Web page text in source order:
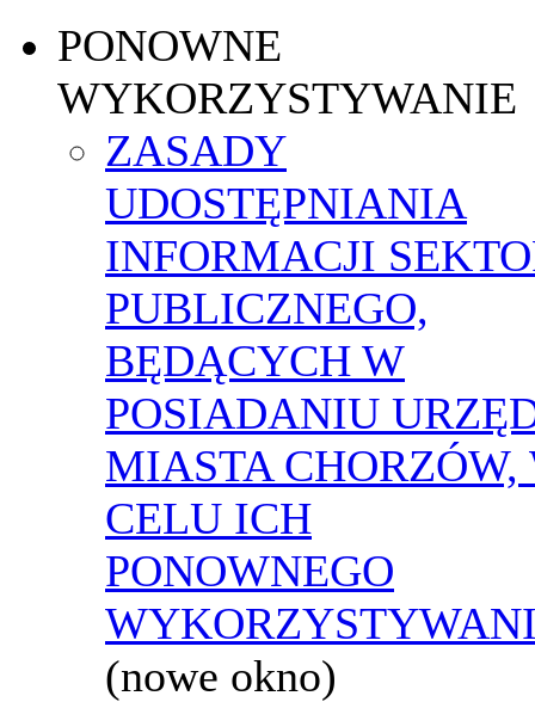
PONOWNE
WYKORZYSTYWANIE
ZASADY
UDOSTĘPNIANIA
INFORMACJI
PUBLICZNEGO,
BĘDĄCYCH W
POSIADANIU
MIASTA CHORZÓW,
CELU ICH
PONOWNEGO
(nowe okno)